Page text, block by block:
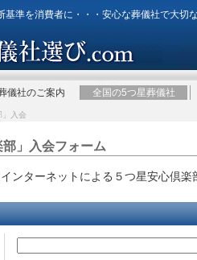
基準を消費者に・・・安心な葬儀社で大切
儀社のご案内 全国の5つ星葬儀社
」入会
部」入会フォーム
ンターネットによる５つ星安心倶